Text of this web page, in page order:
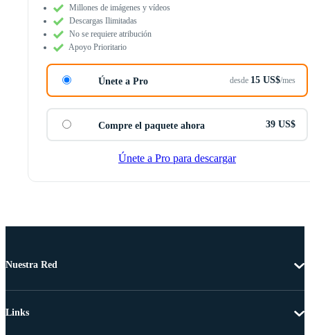
Millones de imágenes y vídeos
Descargas Ilimitadas
No se requiere atribución
Apoyo Prioritario
Únete a Pro desde 15 US$/mes
Compre el paquete ahora 39 US$
Únete a Pro para descargar
Nuestra Red
Links